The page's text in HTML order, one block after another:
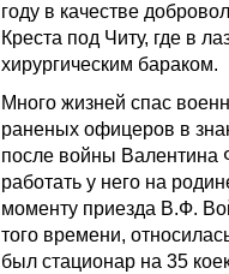
году в качестве
Креста под Читу, где в
хирургическим бараком.
Много жизней спас
раненых офицеров в
после войны Валентина
работать у него на
моменту приезда В.Ф.
того времени,
был стационар на 35